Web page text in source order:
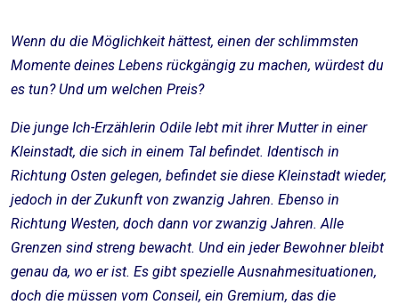
Wenn du die Möglichkeit hättest, einen der schlimmsten
Momente deines Lebens rückgängig zu machen, würdest du
es tun? Und um welchen Preis?
Die junge Ich-Erzählerin Odile lebt mit ihrer Mutter in einer
Kleinstadt, die sich in einem Tal befindet. Identisch in
Richtung Osten gelegen, befindet sie diese Kleinstadt wieder,
jedoch in der Zukunft von zwanzig Jahren. Ebenso in
Richtung Westen, doch dann vor zwanzig Jahren. Alle
Grenzen sind streng bewacht. Und ein jeder Bewohner bleibt
genau da, wo er ist. Es gibt spezielle Ausnahmesituationen,
doch die müssen vom Conseil, ein Gremium, das die